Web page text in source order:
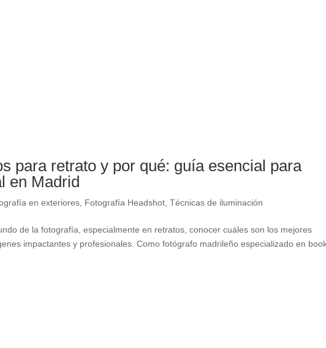
para retrato y por qué: guía esencial para
en Madrid
en exteriores, Fotografía Headshot,Técnicas de iluminación
de la fotografía, especialmente en retratos, conocer cuáles son los mejores
impactantes y profesionales. Como fotógrafo madrileño especializado en